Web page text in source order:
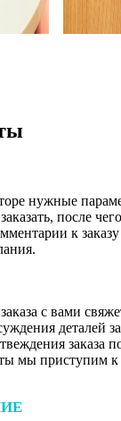
нужные
после
к
с вами
деталей
заказа
мы приступим к